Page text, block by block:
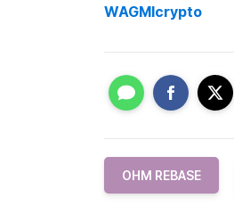
WAGMIcrypto
OHM REBASE